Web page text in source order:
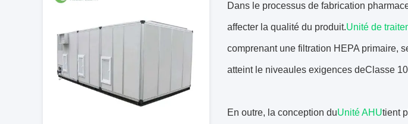
Dans le processus de fabrication
affecter la qualité du produit.Unité de
comprenant une filtration HEPA primaire,
atteint le niveau les exigences deClasse
En outre, la conception duUnité AHUtient